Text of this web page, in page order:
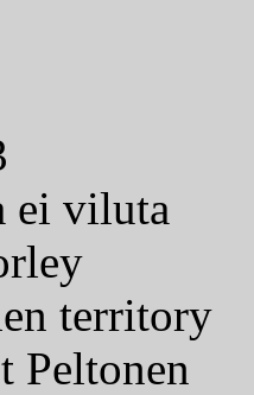
ei viluta
territory
Peltonen